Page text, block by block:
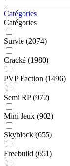
Catégories
Catégories
Survie (2074)
Cracké (1980)
PVP Faction (1496)
Semi RP(972)
Mini Jeux (902)
Skyblock (655)
Freebuild (651)